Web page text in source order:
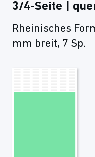
3/4-Seite |
Rheinisches
mm breit, 7 Sp.